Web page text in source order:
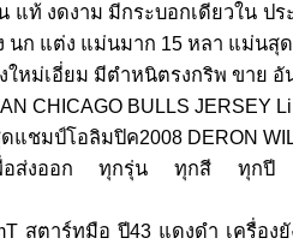
แท้ งดงาม มีกระบอกเดียวใน ป
นก แต่ง แม่นมาก 15 หลา แม่นสุด
งใหม่เอี่ยม มีตำหนิตรงกริพ ขาย
CHICAGO BULLS JERSEY
ชมป์โอลิมปิค2008 DERON
ส่งออก ทุกรุ่น ทุกสี ทุกปี รั
สตาร์ทมือ ปี43 แดงดำ เครื่อ